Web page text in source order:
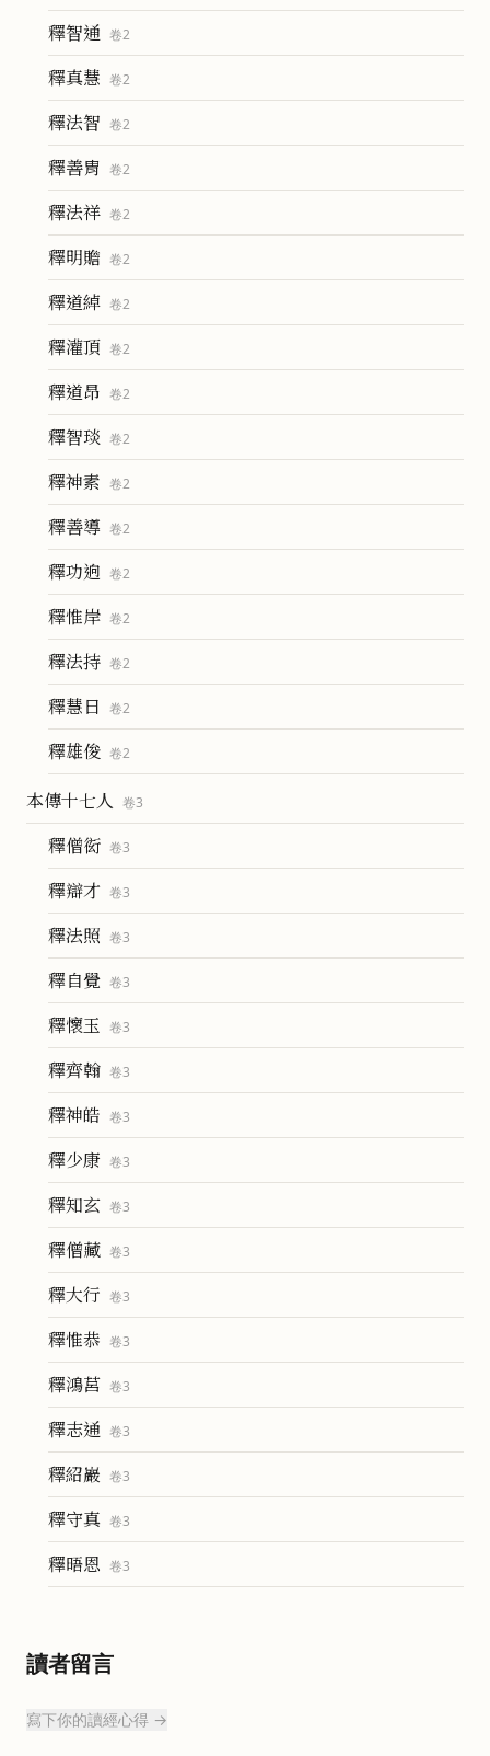
釋智通 卷2
釋真慧 卷2
釋法智 卷2
釋善胄 卷2
釋法祥 卷2
釋明贍 卷2
釋道綽 卷2
釋灌頂 卷2
釋道昂 卷2
釋智琰 卷2
釋神素 卷2
釋善導 卷2
釋功逈 卷2
釋惟岸 卷2
釋法持 卷2
釋慧日 卷2
釋雄俊 卷2
本傳十七人 卷3
釋僧衒 卷3
釋辯才 卷3
釋法照 卷3
釋自覺 卷3
釋懷玉 卷3
釋齊翰 卷3
釋神皓 卷3
釋少康 卷3
釋知玄 卷3
釋僧藏 卷3
釋大行 卷3
釋惟恭 卷3
釋鴻莒 卷3
釋志通 卷3
釋紹巖 卷3
釋守真 卷3
釋晤恩 卷3
讀者留言
寫下你的讀經心得 →